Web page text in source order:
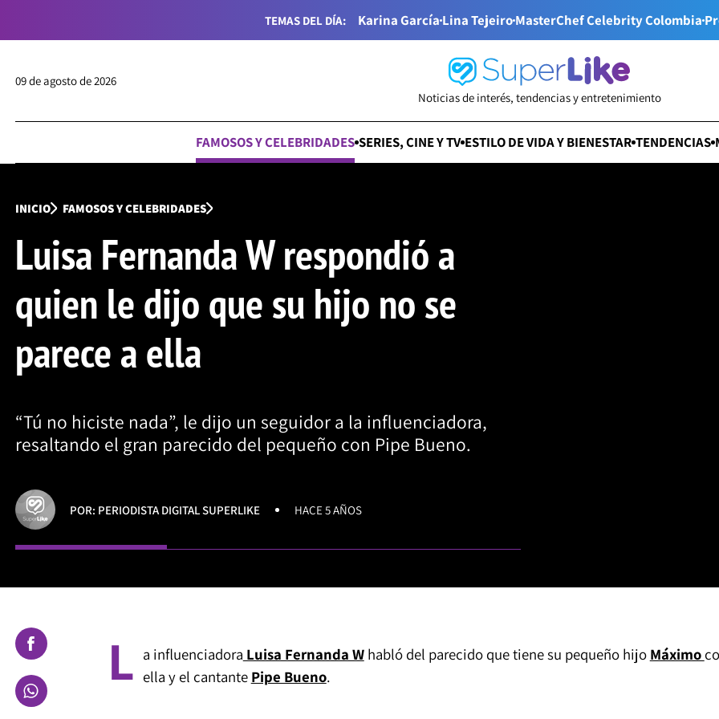
TEMAS DEL DÍA: Karina GarcíaLina TejeiroMasterChef Celebrity Colombia
09 de agosto de 2026
Noticias de interés, tendencias y entretenimiento
FAMOSOS Y CELEBRIDADES SERIES, CINE Y TV ESTILO DE VIDA Y BIENESTAR TENDENCIAS
INICIO FAMOSOS Y CELEBRIDADES
Luisa Fernanda W respondió a
quien le dijo que su hijo no se
parece a ella
“Tú no hiciste nada”, le dijo un seguidor a la influenciadora,
resaltando el gran parecido del pequeño con Pipe Bueno.
POR: PERIODISTA DIGITAL SUPERLIKE HACE 5 AÑOS
L a influenciadora Luisa Fernanda Whabló del parecido que tiene su pequeño hijo Máximo
ella y el cantante Pipe Bueno.